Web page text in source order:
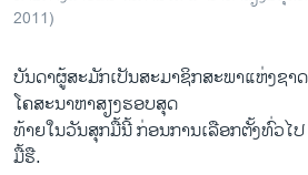
ສຽງ
ລາຍການກະຈາຍສຽງ
ລາຍງານ
ຕິດຕາມພວກເຮົາ ທີ່
2011)
ບັນດາຜູ້ສະມັກເປັນສະມາຊິກສະພາແຫ່ງຊາ
ໂຄສະນາຫາສຽງຮອບສຸດ
ທ້າຍໃນວັນສຸກມື້ນີ້ ກ່ອນການເລືອກຕັ້ງທົ່ວໄ
ມື້ຮື.